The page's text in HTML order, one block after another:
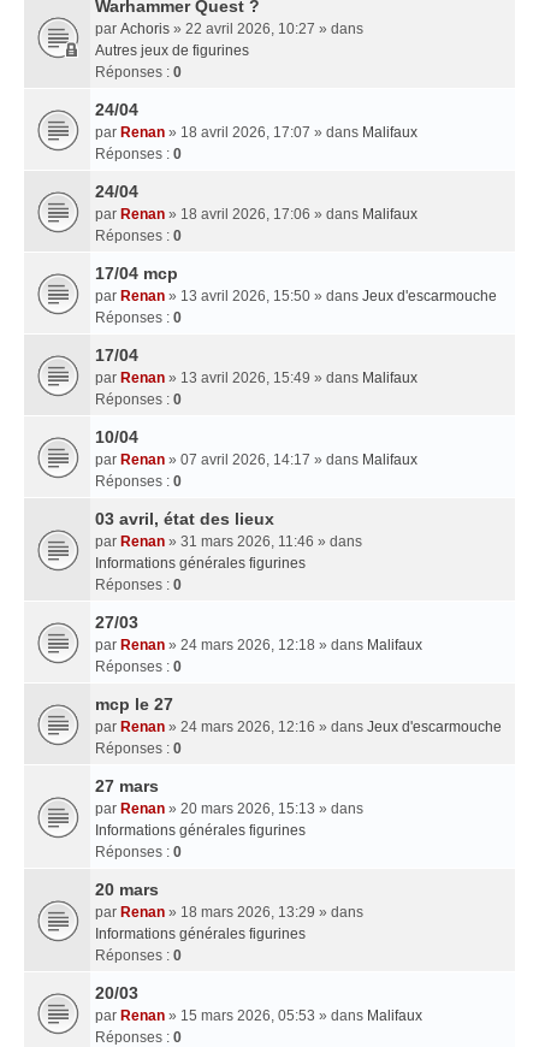
Warhammer Quest ?
par Achoris » 22 avril 2026, 10:27 » dans
Autres jeux de figurines
Réponses : 0
24/04
par Renan » 18 avril 2026, 17:07 » dans Malifaux
Réponses : 0
24/04
par Renan » 18 avril 2026, 17:06 » dans Malifaux
Réponses : 0
17/04 mcp
par Renan » 13 avril 2026, 15:50 » dans Jeux d'escarmouche
Réponses : 0
17/04
par Renan » 13 avril 2026, 15:49 » dans Malifaux
Réponses : 0
10/04
par Renan » 07 avril 2026, 14:17 » dans Malifaux
Réponses : 0
03 avril, état des lieux
par Renan » 31 mars 2026, 11:46 » dans
Informations générales figurines
Réponses : 0
27/03
par Renan » 24 mars 2026, 12:18 » dans Malifaux
Réponses : 0
mcp le 27
par Renan » 24 mars 2026, 12:16 » dans Jeux d'escarmouche
Réponses : 0
27 mars
par Renan » 20 mars 2026, 15:13 » dans
Informations générales figurines
Réponses : 0
20 mars
par Renan » 18 mars 2026, 13:29 » dans
Informations générales figurines
Réponses : 0
20/03
par Renan » 15 mars 2026, 05:53 » dans Malifaux
Réponses : 0